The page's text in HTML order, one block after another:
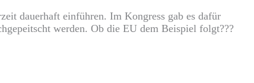
dauerhaft einführen. Im Kongress gab es dafür
werden. Ob die EU dem Beispiel folgt???